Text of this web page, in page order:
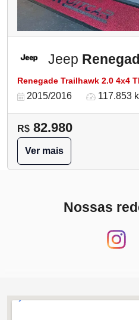
Jeep
Renegade Trailhawk 2.0 4x4
2015/2016 117.853
R$ 82.980
Ver mais
Nossas